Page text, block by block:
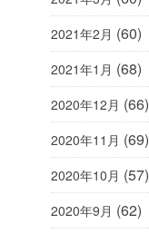
2021年2月 (60)
2021年1月 (68)
2020年12月 (66)
2020年11月 (69)
2020年10月 (57)
2020年9月 (62)